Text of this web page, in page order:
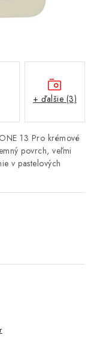
podmienky
13 Pro krémové
povrch, veľmi
v pastelových
+ ďalšie (3)